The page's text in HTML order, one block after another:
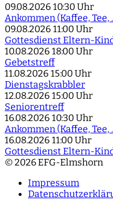
09.08.2026 10:30 Uhr
Ankommen (Kaffee, Tee,
09.08.2026 11:00 Uhr
Gottesdienst Eltern-
10.08.2026 18:00 Uhr
Gebetstreff
11.08.2026 15:00 Uhr
Dienstagskrabbler
12.08.2026 15:00 Uhr
Seniorentreff
16.08.2026 10:30 Uhr
Ankommen (Kaffee, Tee,
16.08.2026 11:00 Uhr
Gottesdienst Eltern-
© 2026 EFG-Elmshorn
Impressum